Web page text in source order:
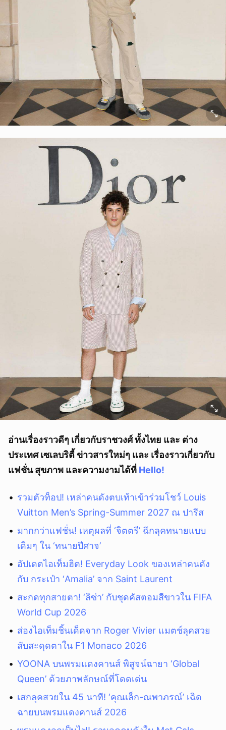
อ่านเรื่องราวดีๆ เกี่ยวกับราชวงศ์ ทั้งไทย และ ต่าง
ประเทศ เซเลบริตี้ ข่าวสารใหม่ๆ และ เรื่องราวเกี่ยวกับ
แฟชั่น สุขภาพ และความงามได้ที่ Hello!
รวมตัวท็อป! เหล่าคนดังตบเท้าเข้าร่วมโชว์ Louis
Vuitton Men’s Spring-Summer 2027 ณ ปารีส
มากกว่าแฟชั่น! เหตุผลที่ ‘จิตตรี’ ฉีกลุคทนายแบบ
เดิมๆ ใน ‘ทนายปีศาจ’
อัปเดตไอเท็มฮิต! Everyday Look ของเหล่าคนดัง
กับ กระเป๋า ‘Amalia’ จาก Saint Laurent
สะกดทุกสายตา! ‘ลิซ่า’ กับชุดคัสตอมสีขาวใน FIFA
World Cup 2026
ส่องไอเท็มชิ้นเด็ดจาก Roger Vivier แมตช์ลุคสวย
สับสะดุดตาใน F1 Monaco 2026
YOONA บนพรมแดงคานส์ พิสูจน์ฉายา ‘Global
Queen’ ด้วยภาพลักษณ์ที่โดดเด่น
เสกลุคสวยใน 45 นาที! ‘คุณเล็ก-ณพาภรณ์’ เฉิด
ฉายบนพรมแดงคานส์ 2026